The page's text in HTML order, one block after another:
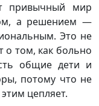
привычный мир
а решением —
Это не
о том, как больно
общие дети и
потому что не
цепляет.